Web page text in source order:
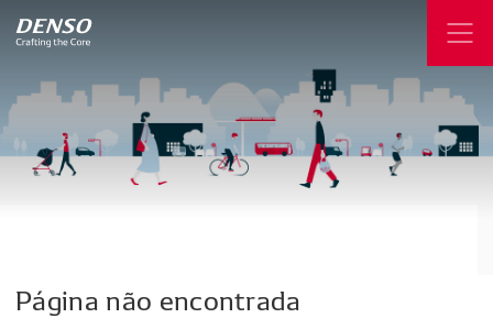
Página não encontrada